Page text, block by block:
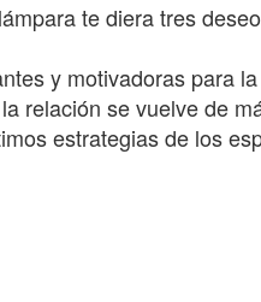
te diera tres
y motivadoras para
relación se vuelve de
estrategias de los